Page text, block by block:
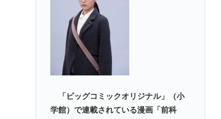
に気づいてしまうwww
倉持由香、息子の「自閉スペクトラム症」診断にシ
ョックで涙… 見逃していた乳幼児期のサインとは
脳の手術で正常な脳を摘出
「ビッグコミックオリジナル」（小
学館）で連載されている漫画「前科